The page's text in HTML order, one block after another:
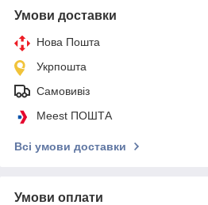
Умови доставки
Нова Пошта
Укрпошта
Самовивіз
Meest ПОШТА
Всі умови доставки
Умови оплати